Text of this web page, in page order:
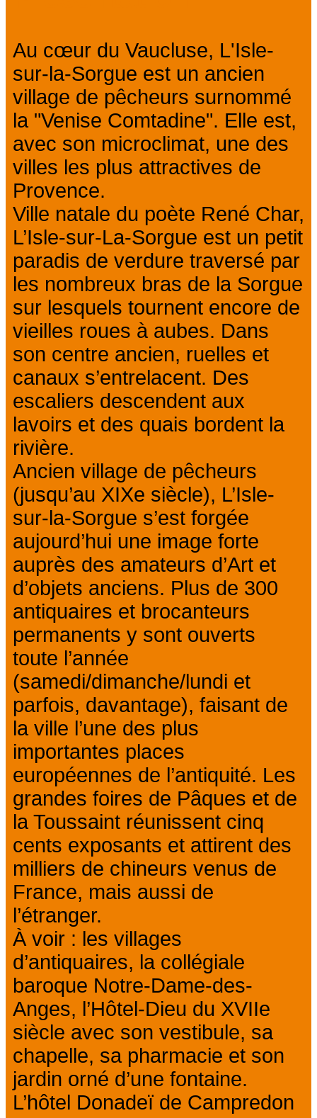
Au cœur du Vaucluse, L'Isle-
sur-la-Sorgue est un ancien
village de pêcheurs surnommé
la "Venise Comtadine". Elle est,
avec son microclimat, une des
villes les plus attractives de
Provence.
Ville natale du poète René Char,
L’Isle-sur-La-Sorgue est un petit
paradis de verdure traversé par
les nombreux bras de la Sorgue
sur lesquels tournent encore de
vieilles roues à aubes. Dans
son centre ancien, ruelles et
canaux s’entrelacent. Des
escaliers descendent aux
lavoirs et des quais bordent la
rivière.
Ancien village de pêcheurs
(jusqu’au XIXe siècle), L’Isle-
sur-la-Sorgue s’est forgée
aujourd’hui une image forte
auprès des amateurs d’Art et
d’objets anciens. Plus de 300
antiquaires et brocanteurs
permanents y sont ouverts
toute l’année
(samedi/dimanche/lundi et
parfois, davantage), faisant de
la ville l’une des plus
importantes places
européennes de l’antiquité. Les
grandes foires de Pâques et de
la Toussaint réunissent cinq
cents exposants et attirent des
milliers de chineurs venus de
France, mais aussi de
l’étranger.
À voir : les villages
d’antiquaires, la collégiale
baroque Notre-Dame-des-
Anges, l’Hôtel-Dieu du XVIIe
siècle avec son vestibule, sa
chapelle, sa pharmacie et son
jardin orné d’une fontaine.
L’hôtel Donadeï de Campredon